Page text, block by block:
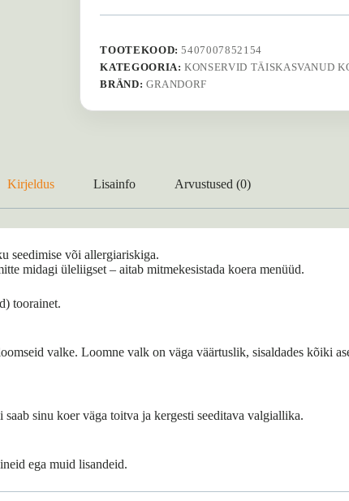
Turkey
g
kogus
TOOTEKOOD:5407007852154
KATEGOORIA:KONSERVID TÄISKASVANUD
BRÄND: GRANDORF
Kirjeldus Lisainfo Arvustused (0)
seedimise või allergiariskiga.
midagi üleliigset – aitab mitmekesistada koera menüüd.
toorainet.
valke. Loomne valk on väga väärtuslik, sisaldades kõiki
sinu koer väga toitva ja kergesti seeditava valgiallika.
ega muid lisandeid.